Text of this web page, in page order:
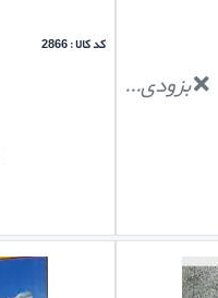
بزودی...
کد کالا : 2866